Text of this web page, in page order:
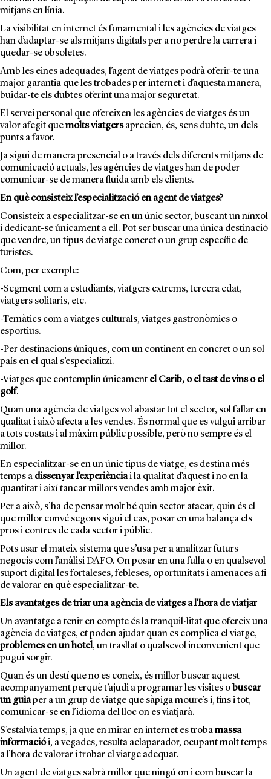
mitjans en línia.
La visibilitat en internet és fonamental i les agències de viatges
han d’adaptar-se als mitjans digitals per a no perdre la carrera i
quedar-se obsoletes.
Amb les eines adequades, l’agent de viatges podrà oferir-te una
major garantia que les trobades per internet i d’aquesta manera,
buidar-te els dubtes oferint una major seguretat.
El servei personal que ofereixen les agències de viatges és un
valor afegit quemolts viatgersaprecien, és, sens dubte, un dels
punts a favor.
Ja sigui de manera presencial o a través dels diferents mitjans de
comunicació actuals, les agències de viatges han de poder
comunicar-se de manera fluida amb els clients.
En què consisteix l’especialització en agent de viatges?
Consisteix a especialitzar-se en un únic sector, buscant un nínxol
i dedicant-se únicament a ell. Pot ser buscar una única destinació
que vendre, un tipus de viatge concret o un grup específic de
turistes.
Com, per exemple:
-Segment com a estudiants, viatgers extrems, tercera edat,
viatgers solitaris, etc.
-Temàtics com a viatges culturals, viatges gastronòmics o
esportius.
-Per destinacions úniques, com un continent en concret o un sol
país en el qual s’especialitzi.
-Viatges que contemplin únicament el Carib, o el tast de vins o el
golf.
Quan una agència de viatges vol abastar tot el sector, sol fallar en
qualitat i això afecta a les vendes. És normal que es vulgui arribar
a tots costats i al màxim públic possible, però no sempre és el
millor.
En especialitzar-se en un únic tipus de viatge, es destina més
temps a dissenyar l’experiènciai la qualitat d’aquest i no en la
quantitat i així tancar millors vendes amb major èxit.
Per a això, s’ha de pensar molt bé quin sector atacar, quin és el
que millor convé segons sigui el cas, posar en una balança els
pros i contres de cada sector i públic.
Pots usar el mateix sistema que s’usa per a analitzar futurs
negocis com l’anàlisi DAFO. On posar en una fulla o en qualsevol
suport digital les fortaleses, febleses, oportunitats i amenaces a fi
de valorar en què especialitzar-te.
Els avantatges de triar una agència de viatges a l’hora de viatjar
Un avantatge a tenir en compte és la tranquil·litat que ofereix una
agència de viatges, et poden ajudar quan es complica el viatge,
problemes en un hotel, un trasllat o qualsevol inconvenient que
pugui sorgir.
Quan és un destí que no es coneix, és millor buscar aquest
acompanyament perquè t’ajudi a programar les visites o buscar
un guiaper a un grup de viatge que sàpiga moure’s i, fins i tot,
comunicar-se en l’idioma del lloc on es viatjarà.
S’estalvia temps, ja que en mirar en internet es trobamassa
informaciói, a vegades, resulta aclaparador, ocupant molt temps
a l’hora de valorar i trobar el viatge adequat.
Un agent de viatges sabrà millor que ningú on i com buscar la